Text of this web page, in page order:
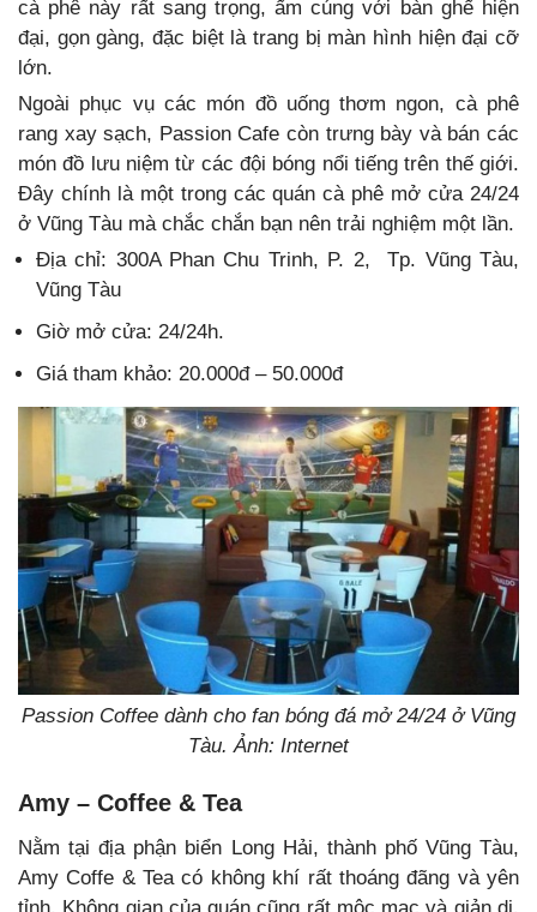
cà phê này rất sang trọng, ấm cúng với bàn ghế hiện
đại, gọn gàng, đặc biệt là trang bị màn hình hiện đại cỡ
lớn.
Ngoài phục vụ các món đồ uống thơm ngon, cà phê
rang xay sạch, Passion Cafe còn trưng bày và bán các
món đồ lưu niệm từ các đội bóng nổi tiếng trên thế giới.
Đây chính là một trong các quán cà phê mở cửa 24/24
ở Vũng Tàu mà chắc chắn bạn nên trải nghiệm một lần.
Địa chỉ: 300A Phan Chu Trinh, P. 2, Tp. Vũng Tàu,
Vũng Tàu
Giờ mở cửa: 24/24h.
Giá tham khảo: 20.000đ – 50.000đ
Passion Coffee dành cho fan bóng đá mở 24/24 ở Vũng
Tàu. Ảnh: Internet
Amy – Coffee & Tea
Nằm tại địa phận biển Long Hải, thành phố Vũng Tàu,
Amy Coffe & Tea có không khí rất thoáng đãng và yên
tỉnh. Không gian của quán cũng rất mộc mạc và giản dị,